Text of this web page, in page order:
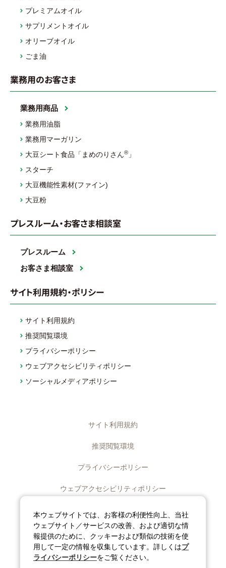
プレミアムオイル
サプリメントオイル
オリーブオイル
ごま油
業務用のお客さま
業務用商品
業務用油脂
業務用マーガリン
大豆シート食品「まめのりさん® 」
スターチ
大豆機能性素材(ファイン)
大豆粉
プレスルーム・お客さま相談室
プレスルーム
お客さま相談室
サイト利用規約・ポリシー
サイト利用規約
推奨閲覧環境
プライバシーポリシー
ウェブアクセシビリティポリシー
ソーシャルメディアポリシー
サイト利用規約
推奨閲覧環境
プライバシーポリシー
ウェブアクセシビリティポリシー
ディスクロージャーポリシー
ソーシャルメディアポリシー
サイトマップ
本ウェブサイトでは、お客様の利便性向上、当社
ウェブサイト／サービスの改善、および適切な情
報提供のために、クッキーおよび類似の技術を使
用して一定の情報を収集しています。詳しくはプ
ライバシーポリシーをご覧ください。